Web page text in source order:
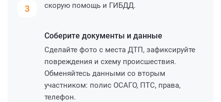
3
скорую помощь и ГИБДД.
Соберите документы и данные
Сделайте фото с места ДТП, зафиксируйте
повреждения и схему происшествия.
Обменяйтесь данными со вторым
участником: полис ОСАГО, ПТС, права,
телефон.